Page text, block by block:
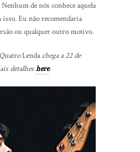
de nós conhece aquela
isso. Eu não recomendaria
ou qualquer outro motivo.
Lenda chega a 22 de
detalheshere.